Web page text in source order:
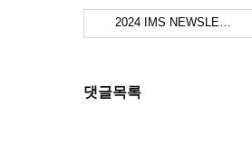
2024 IMS NEWSLE…
댓글목록